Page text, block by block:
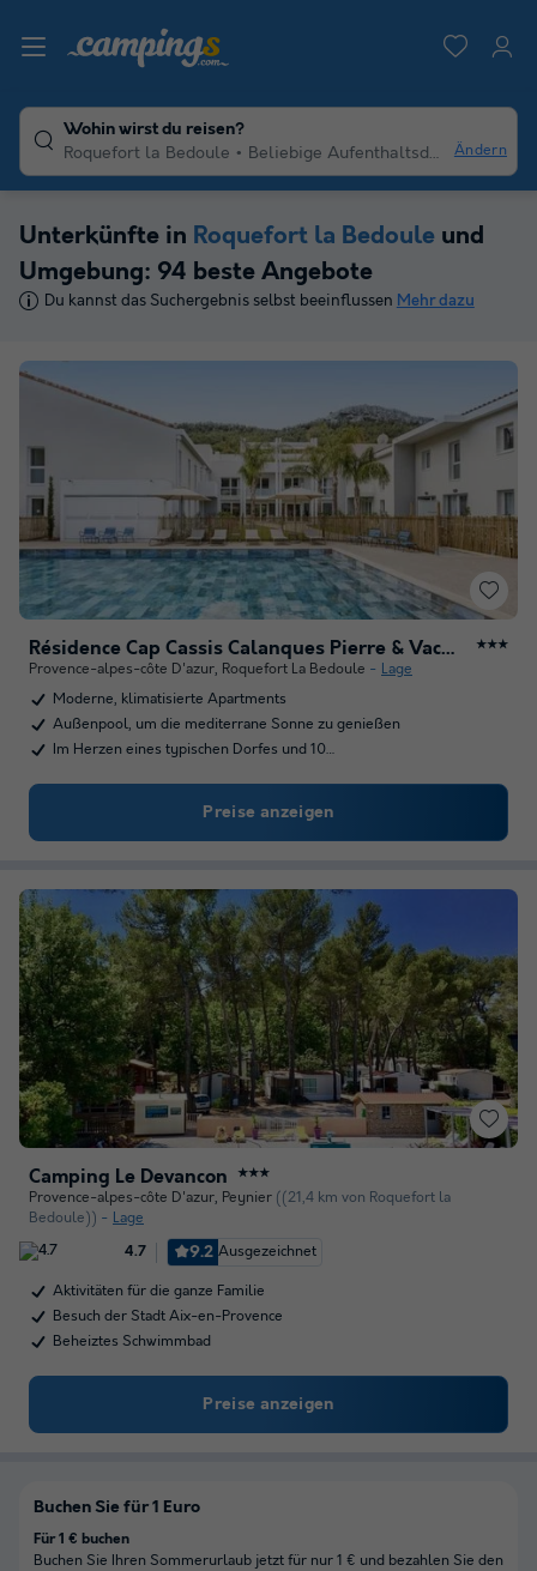
Wohin wirst du reisen?
Roquefort la Bedoule
Beliebige Aufenthaltsdauer Ändern
Unterkünfte in Roquefort la Bedoule und
Umgebung: 94 beste Angebote
Du kannst das Suchergebnis selbst beeinflussen Mehr dazu
Résidence Cap Cassis Calanques Pierre & Vacances ★★★
Provence-alpes-côte D'azur, Roquefort La Bedoule
Lage
Moderne, klimatisierte Apartments
Außenpool, um die mediterrane Sonne zu genießen
Im Herzen eines typischen Dorfes und 10…
Preise anzeigen
Camping Le Devancon ★★★
Provence-alpes-côte D'azur, Peynier ((21,4 km von Roquefort la
Bedoule))
Lage
4.7 9.2 Ausgezeichnet
Aktivitäten für die ganze Familie
Besuch der Stadt Aix-en-Provence
Beheiztes Schwimmbad
Preise anzeigen
Buchen Sie für 1 Euro
Für 1 € buchen
Buchen Sie Ihren Sommerurlaub jetzt für nur 1 € und bezahlen Sie den